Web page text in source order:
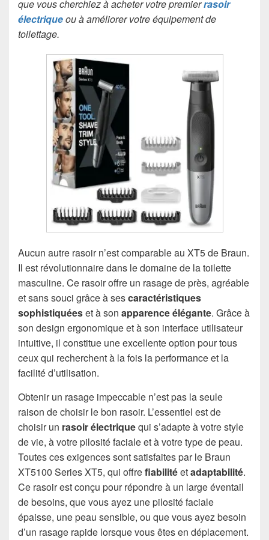
que vous cherchiez à acheter votre premierrasoir
électriqueou à améliorer votre équipement de
toilettage.
Aucun autre rasoir n’est comparable au XT5 de Braun.
Il est révolutionnaire dans le domaine de la toilette
masculine. Ce rasoir offre un rasage de près, agréable
et sans souci grâce à sescaractéristiques
sophistiquéeset à son apparence élégante. Grâce à
son design ergonomique et à son interface utilisateur
intuitive, il constitue une excellente option pour tous
ceux qui recherchent à la fois la performance et la
facilité d’utilisation.
Obtenir un rasage impeccable n’est pas la seule
raison de choisir le bon rasoir. L’essentiel est de
choisir un rasoir électriquequi s’adapte à votre style
de vie, à votre pilosité faciale et à votre type de peau.
Toutes ces exigences sont satisfaites par le Braun
XT5100 Series XT5, qui offrefiabilitéetadaptabilité.
Ce rasoir est conçu pour répondre à un large éventail
de besoins, que vous ayez une pilosité faciale
épaisse, une peau sensible, ou que vous ayez besoin
d’un rasage rapide lorsque vous êtes en déplacement.